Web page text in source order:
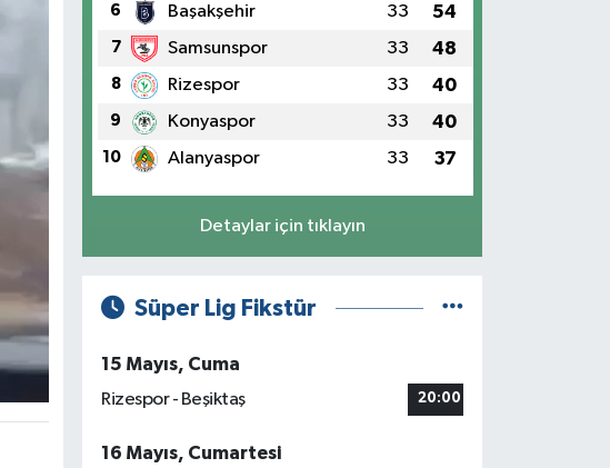
6 Başakşehir 33 54
7 Samsunspor 33 48
8 Rizespor 33 40
9 Konyaspor 33 40
10 Alanyaspor 33 37
Detaylar için tıklayın
Süper Lig Fikstür
15 Mayıs, Cuma
Rizespor - Beşiktaş
20:00
16 Mayıs, Cumartesi